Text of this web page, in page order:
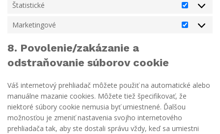
Štatistické
Marketingové
8. Povolenie/zakázanie a
odstraňovanie súborov cookie
Váš internetový prehliadač môžete použiť na automatické alebo
manuálne mazanie cookies. Môžete tiež špecifikovať, že
niektoré súbory cookie nemusia byť umiestnené. Ďalšou
možnosťou je zmeniť nastavenia svojho internetového
prehliadača tak, aby ste dostali správu vždy, keď sa umiestni